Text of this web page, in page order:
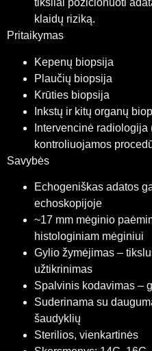
tiksliai pozicionuoti
klaidų riziką.
Pritaikymas
Kepenų biopsija
Plaučių biopsija
Krūties biopsija
Inkstų ir kitų organų
Intervencinė
kontroliuojamos
Savybės
Echogeniškas adatos
echoskopijoje
~17 mm mėginio
histologiniam mėginiui
Gylio žymėjimas –
užtikrinimas
Spalvinis kodavimas –
Suderinama su
šaudyklių
Sterilios, vienkartinės